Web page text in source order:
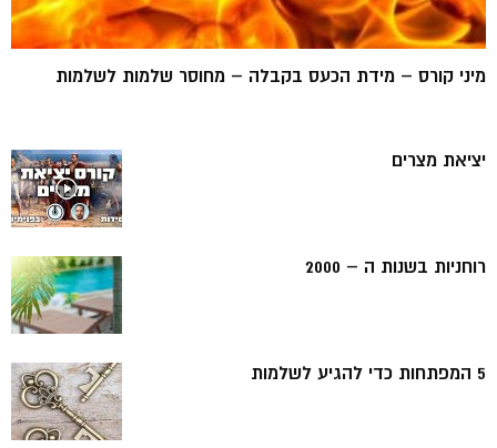
מיני קורס – מידת הכעס בקבלה – מחוסר שלמות לשלמות
יציאת מצרים
רוחניות בשנות ה – 2000
5 המפתחות כדי להגיע לשלמות